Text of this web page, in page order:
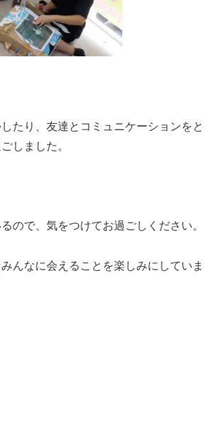
たり、友達とコミュニケーションをと
しました。
ので、気をつけてお過ごしください。
んなに会えることを楽しみにしていま